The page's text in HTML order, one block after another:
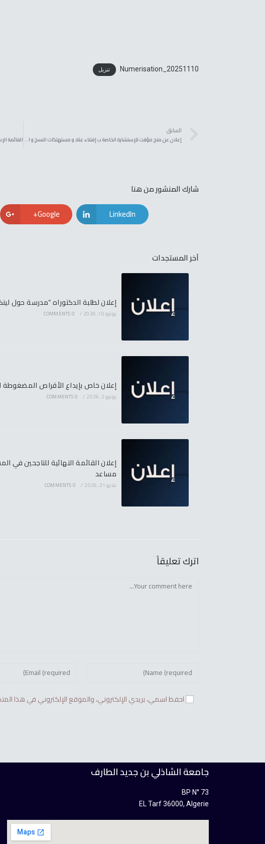
Numerisation_20251110 تنزيل
السابق
إعلان عن منح مؤقت للإستشارة الخاصة ب إقتناء عتاد و مستهلكات النسخ و التصوير لفائدة كلية العلوم الإقتصادية و التجارية و علوم التسيير
شارك المنشور من هنا
Google+
LinkedIn
آخر المستجدات
إعلان لطلبة الدكتوراه “مدرسة حول لينكس و
يونيو 10, 2026 /
0 COMMENTS
إعلان خاص بإيداع الأقراص المضغوطة
يونيو 2, 2026 /
0 COMMENTS
إعلان القائمة النهائية للناجحين في
مساعد
مايو 21, 2026 /
0 COMMENTS
اترك تعليقاً
احفظ اسمي، بريدي الإلكتروني، والموقع الإلكتروني في هذا
جامعة الشاذلي بن جديد الطارف
BP N° 73
EL Tarf 36000, Algerie